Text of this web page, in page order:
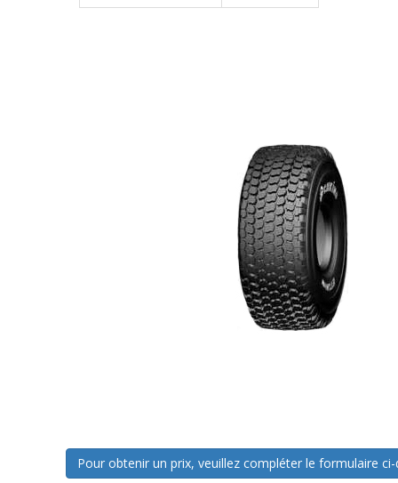
Pour obtenir un prix, veuillez compléter le formulaire